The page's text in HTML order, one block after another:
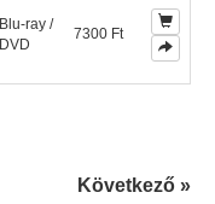
Blu-ray /
DVD
7300 Ft
Következő »